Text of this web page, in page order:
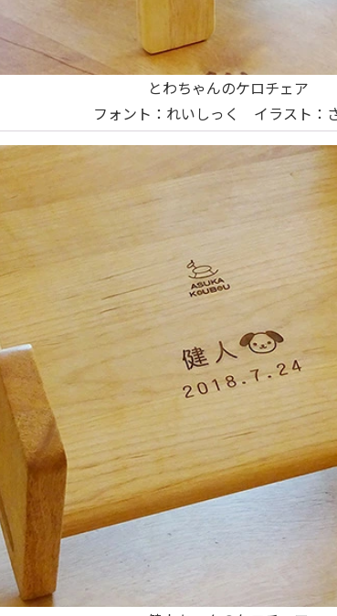
とわちゃんのケロチェア
フォント：れいしっく イラスト：